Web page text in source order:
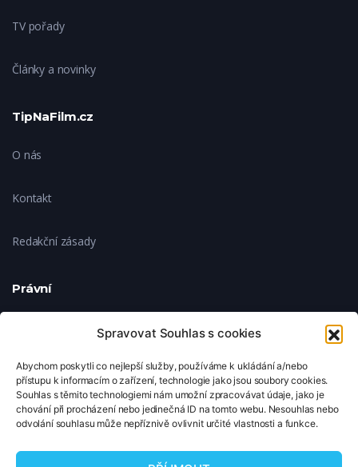
Spravovat Souhlas s cookies
Abychom poskytli co nejlepší služby, používáme k ukládání a/nebo
přístupu k informacím o zařízení, technologie jako jsou soubory cookies.
Souhlas s těmito technologiemi nám umožní zpracovávat údaje, jako je
chování při procházení nebo jedinečná ID na tomto webu. Nesouhlas nebo
odvolání souhlasu může nepříznivě ovlivnit určité vlastnosti a funkce.
TV pořady
Články a novinky
TipNaFilm.cz
O nás
Kontakt
Redakční zásady
Právní
Ochrana soukromí
Zásady cookies
Nastavení cookies
© 2026 TipNaFilm.cz. Všechna práva vyhrazena.